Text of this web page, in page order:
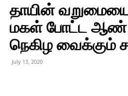
தாயின்
மகள் போட்ட ஆண்
நெகிழ வைக்கும்
July 13, 2020